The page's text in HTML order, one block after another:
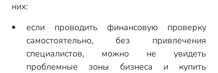
них:
если проводить финансовую проверку
самостоятельно, без привлечения
специалистов, можно не увидеть
проблемные зоны бизнеса и купить